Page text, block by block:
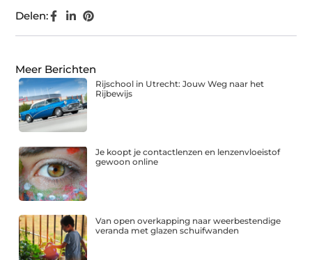
Delen:
Meer Berichten
Rijschool in Utrecht: Jouw Weg naar het
Rijbewijs
Je koopt je contactlenzen en lenzenvloeistof
gewoon online
Van open overkapping naar weerbestendige
veranda met glazen schuifwanden